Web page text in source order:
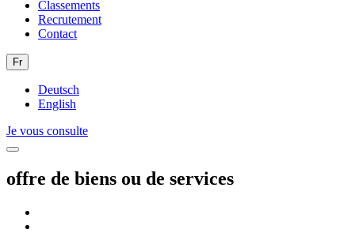
Classements
Recrutement
Contact
Fr
Deutsch
English
Je vous consulte
offre de biens ou de services